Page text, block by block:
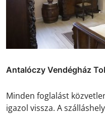
Antalóczy Vendégház
Minden foglalást
igazol vissza. A